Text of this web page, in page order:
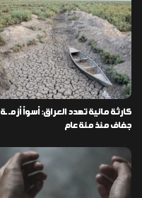
كارثة مائية تهدد العراق: أسوأ أزمـ ـة
جفاف منذ مئة عام